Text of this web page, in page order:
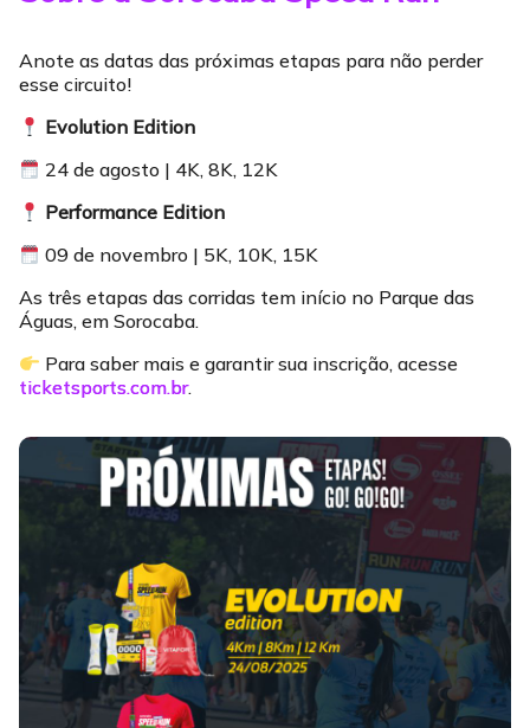
Anote as datas das próximas etapas para não perder
esse circuito!
Evolution Edition
24 de agosto | 4K, 8K, 12K
Performance Edition
09 de novembro | 5K, 10K, 15K
As três etapas das corridas tem início no Parque das
Águas, em Sorocaba.
Para saber mais e garantir sua inscrição, acesse
ticketsports.com.br.